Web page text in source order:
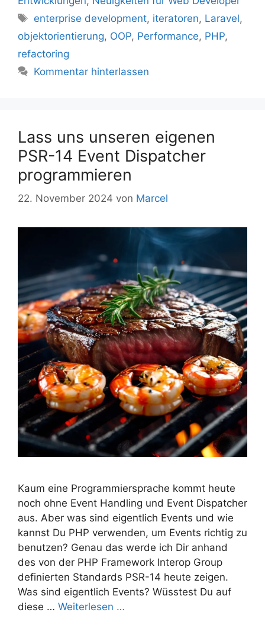
Schlagwörter
enterprise development, iteratoren, Laravel,
objektorientierung, OOP, Performance, PHP,
refactoring
Kommentar hinterlassen
Lass uns unseren eigenen
PSR-14 Event Dispatcher
programmieren
22. November 2024 von Marcel
Kaum eine Programmiersprache kommt heute
noch ohne Event Handling und Event Dispatcher
aus. Aber was sind eigentlich Events und wie
kannst Du PHP verwenden, um Events richtig zu
benutzen? Genau das werde ich Dir anhand
des von der PHP Framework Interop Group
definierten Standards PSR-14 heute zeigen.
Was sind eigentlich Events? Wüsstest Du auf
diese … Weiterlesen …